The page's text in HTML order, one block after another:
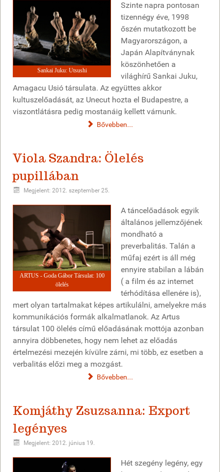
Sankai Juku: Utsushi
Szinte napra pontosan
tizennégy éve, 1998
őszén mutatkozott be
Magyarországon, a
Japán Alapítványnak
köszönhetően a
világhírű Sankai Juku,
Amagacu Usió társulata. Az együttes akkor
kultuszelőadását, az Unecut hozta el Budapestre, a
viszontlátásra pedig mostanáig kellett várnunk.
Bővebben...
Viola Szandra: Ölelés
pupillában
Megjelent: 2012. szeptember 25.
ARTUS - Goda Gábor Társulat: 100
ölelés
A táncelőadások egyik
általános jellemzőjének
mondható a
preverbalitás. Talán a
műfaj ezért is áll még
ennyire stabilan a lábán
( a film és az internet
térhódítása ellenére is),
mert olyan tartalmakat képes artikulálni, amelyekre más
kommunikációs formák alkalmatlanok. Az Artus
társulat 100 ölelés című előadásának mottója azonban
annyira döbbenetes, hogy nem lehet az előadás
értelmezési mezején kívülre zárni, mi több, ez esetben a
verbalitás előzi meg a mozgást.
Bővebben...
Komjáthy Zsuzsanna: Export
legényes
Megjelent: 2012. június 19.
Hét szegény legény, egy